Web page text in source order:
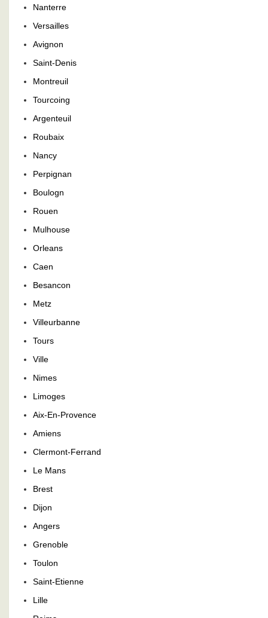
Nanterre
Versailles
Avignon
Saint-Denis
Montreuil
Tourcoing
Argenteuil
Roubaix
Nancy
Perpignan
Boulogn
Rouen
Mulhouse
Orleans
Caen
Besancon
Metz
Villeurbanne
Tours
Ville
Nimes
Limoges
Aix-En-Provence
Amiens
Clermont-Ferrand
Le Mans
Brest
Dijon
Angers
Grenoble
Toulon
Saint-Etienne
Lille